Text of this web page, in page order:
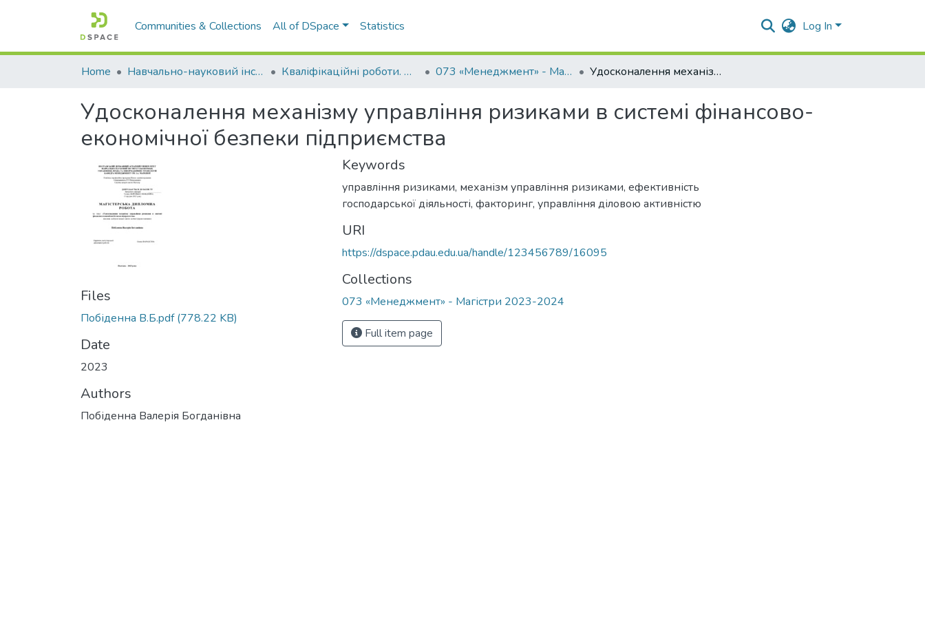
Communities & Collections All of DSpace Statistics Log In
Home Навчально-науковий інститут економіки, управління, права та інформаційних технологій Кваліфікаційні роботи. ННІ економіки, управління, права та ІТ 073 «Менеджмент» - Магістри 2023-2024 Удосконалення механізму управління ризиками в системі фінансово-економічної безпеки підприємства
Удосконалення механізму управління ризиками в системі фінансово-
економічної безпеки підприємства
Files
Побіденна В.Б.pdf(778.22 KB)
Date
2023
Authors
Побіденна Валерія Богданівна
Keywords
управління ризиками, механізм управління ризиками, ефективність
господарської діяльності, факторинг, управління діловою активністю
URI
https://dspace.pdau.edu.ua/handle/123456789/16095
Collections
073 «Менеджмент» - Магістри 2023-2024
Full item page